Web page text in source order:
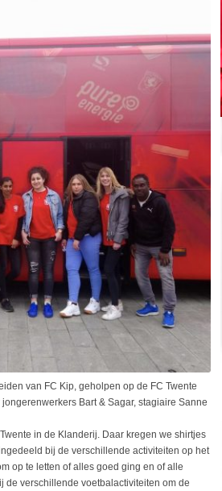
van FC Kip, geholpen op de FC Twente
Bart & Sagar, stagiaire Sanne
in de Klanderij. Daar kregen we shirtjes
bij de verschillende activiteiten op het
op te letten of alles goed ging en of alle
verschillende voetbalactiviteiten om de